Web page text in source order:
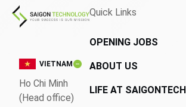
VIETNAM
Ho Chi Minh
(Head office)
Quick Links
OPENING JOBS
ABOUT US
LIFE AT